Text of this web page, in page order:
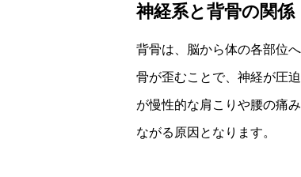
神経系と背骨の関係
背骨は、脳から体の各部位
骨が歪むことで、神経が圧
が慢性的な肩こりや腰の痛
ながる原因となります。